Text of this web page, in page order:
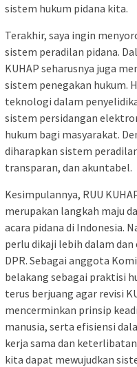
sistem hukum pidana kita.
Terakhir, saya ingin
sistem peradilan pidana.
KUHAP seharusnya juga
sistem penegakan hukum.
teknologi dalam
sistem persidangan
hukum bagi masyarakat.
diharapkan sistem
transparan, dan akuntabel.
Kesimpulannya, RUU
merupakan langkah maju
acara pidana di Indonesia.
perlu dikaji lebih dalam
DPR. Sebagai anggota
belakang sebagai praktisi
terus berjuang agar revisi
mencerminkan prinsip
manusia, serta efisiensi
kerja sama dan
kita dapat mewujudkan